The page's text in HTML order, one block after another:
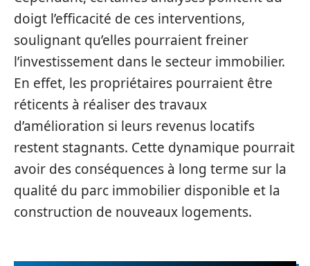
doigt l’efficacité de ces interventions,
soulignant qu’elles pourraient freiner
l’investissement dans le secteur immobilier.
En effet, les propriétaires pourraient être
réticents à réaliser des travaux
d’amélioration si leurs revenus locatifs
restent stagnants. Cette dynamique pourrait
avoir des conséquences à long terme sur la
qualité du parc immobilier disponible et la
construction de nouveaux logements.